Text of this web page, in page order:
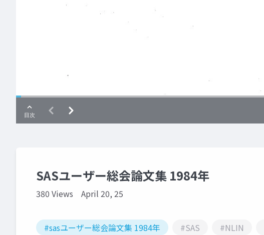
SASユーザー総会論文集 1984年
380 Views April 20, 25
#sasユーザー総会論文集 1984年 #SAS #NLIN